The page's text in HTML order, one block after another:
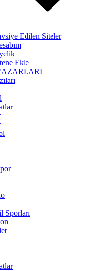
Edilen Siteler
Ekle
Sporları